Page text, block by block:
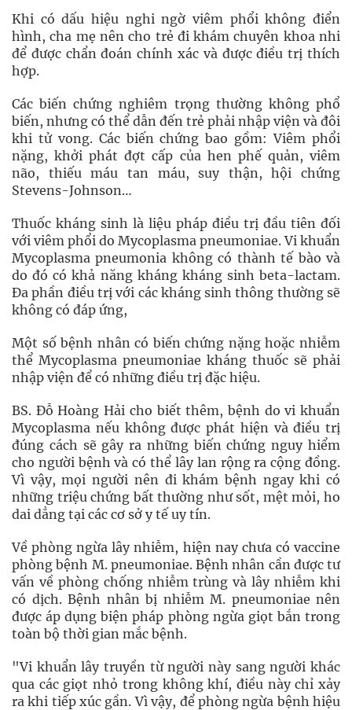
Khi có dấu hiệu nghi ngờ viêm phổi không điển
hình, cha mẹ nên cho trẻ đi khám chuyên khoa nhi
để được chẩn đoán chính xác và được điều trị thích
hợp.
Các biến chứng nghiêm trọng thường không phổ
biến, nhưng có thể dẫn đến trẻ phải nhập viện và đôi
khi tử vong. Các biến chứng bao gồm: Viêm phổi
nặng, khởi phát đợt cấp của hen phế quản, viêm
não, thiếu máu tan máu, suy thận, hội chứng
Stevens-Johnson…
Thuốc kháng sinh là liệu pháp điều trị đầu tiên đối
với viêm phổi do Mycoplasma pneumoniae. Vi khuẩn
Mycoplasma pneumonia không có thành tế bào và
do đó có khả năng kháng kháng sinh beta-lactam.
Đa phần điều trị với các kháng sinh thông thường sẽ
không có đáp ứng,
Một số bệnh nhân có biến chứng nặng hoặc nhiễm
thể Mycoplasma pneumoniae kháng thuốc sẽ phải
nhập viện để có những điều trị đặc hiệu.
BS. Đỗ Hoàng Hải cho biết thêm, bệnh do vi khuẩn
Mycoplasma nếu không được phát hiện và điều trị
đúng cách sẽ gây ra những biến chứng nguy hiểm
cho người bệnh và có thể lây lan rộng ra cộng đồng.
Vì vậy, mọi người nên đi khám bệnh ngay khi có
những triệu chứng bất thường như sốt, mệt mỏi, ho
dai dẳng tại các cơ sở y tế uy tín.
Về phòng ngừa lây nhiễm, hiện nay chưa có vaccine
phòng bệnh M. pneumoniae. Bệnh nhân cần được tư
vấn về phòng chống nhiễm trùng và lây nhiễm khi
có dịch. Bệnh nhân bị nhiễm M. pneumoniae nên
được áp dụng biện pháp phòng ngừa giọt bắn trong
toàn bộ thời gian mắc bệnh.
"Vi khuẩn lây truyền từ người này sang người khác
qua các giọt nhỏ trong không khí, điều này chỉ xảy
ra khi tiếp xúc gần. Vì vậy, để phòng ngừa bệnh hiệu